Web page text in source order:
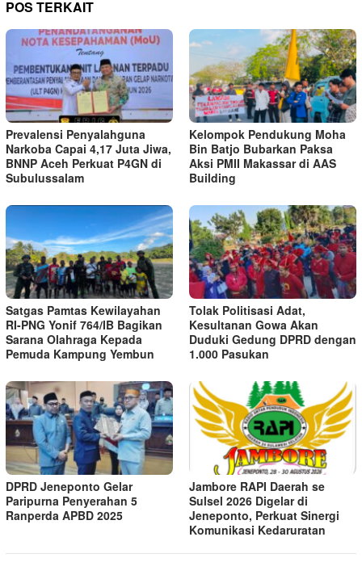
POS TERKAIT
Prevalensi Penyalahguna
Narkoba Capai 4,17 Juta Jiwa,
BNNP Aceh Perkuat P4GN di
Subulussalam
Kelompok Pendukung Moha
Bin Batjo Bubarkan Paksa
Aksi PMII Makassar di AAS
Building
Satgas Pamtas Kewilayahan
RI-PNG Yonif 764/IB Bagikan
Sarana Olahraga Kepada
Pemuda Kampung Yembun
Tolak Politisasi Adat,
Kesultanan Gowa Akan
Duduki Gedung DPRD dengan
1.000 Pasukan
DPRD Jeneponto Gelar
Paripurna Penyerahan 5
Ranperda APBD 2025
Jambore RAPI Daerah se
Sulsel 2026 Digelar di
Jeneponto, Perkuat Sinergi
Komunikasi Kedaruratan